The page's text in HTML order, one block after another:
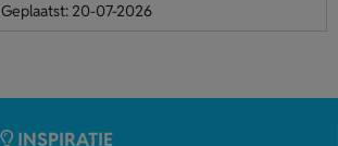
Geplaatst: 20-07-2026
INSPIRATIE